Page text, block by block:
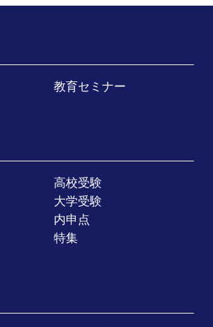
教育セミナー
高校受験
大学受験
内申点
特集